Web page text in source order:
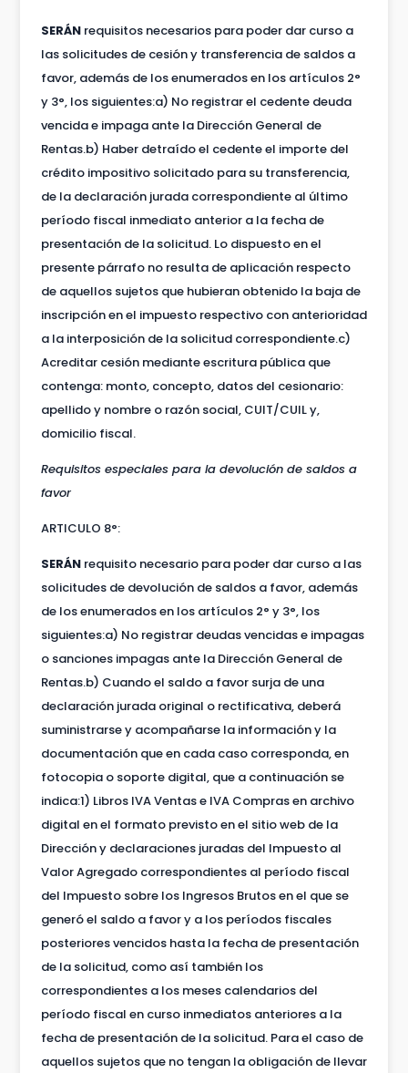
SERÁNrequisitos necesarios para poder dar curso a
las solicitudes de cesión y transferencia de saldos a
favor, además de los enumerados en los artículos 2°
y 3°, los siguientes:a) No registrar el cedente deuda
vencida e impaga ante la Dirección General de
Rentas.b) Haber detraído el cedente el importe del
crédito impositivo solicitado para su transferencia,
de la declaración jurada correspondiente al último
período fiscal inmediato anterior a la fecha de
presentación de la solicitud. Lo dispuesto en el
presente párrafo no resulta de aplicación respecto
de aquellos sujetos que hubieran obtenido la baja de
inscripción en el impuesto respectivo con anterioridad
a la interposición de la solicitud correspondiente.c)
Acreditar cesión mediante escritura pública que
contenga: monto, concepto, datos del cesionario:
apellido y nombre o razón social, CUIT/CUIL y,
domicilio fiscal.
Requisitos especiales para la devolución de saldos a
favor
ARTICULO 8°:
SERÁNrequisito necesario para poder dar curso a las
solicitudes de devolución de saldos a favor, además
de los enumerados en los artículos 2° y 3°, los
siguientes:a) No registrar deudas vencidas e impagas
o sanciones impagas ante la Dirección General de
Rentas.b) Cuando el saldo a favor surja de una
declaración jurada original o rectificativa, deberá
suministrarse y acompañarse la información y la
documentación que en cada caso corresponda, en
fotocopia o soporte digital, que a continuación se
indica:1) Libros IVA Ventas e IVA Compras en archivo
digital en el formato previsto en el sitio web de la
Dirección y declaraciones juradas del Impuesto al
Valor Agregado correspondientes al período fiscal
del Impuesto sobre los Ingresos Brutos en el que se
generó el saldo a favor y a los períodos fiscales
posteriores vencidos hasta la fecha de presentación
de la solicitud, como así también los
correspondientes a los meses calendarios del
período fiscal en curso inmediatos anteriores a la
fecha de presentación de la solicitud. Para el caso de
aquellos sujetos que no tengan la obligación de llevar